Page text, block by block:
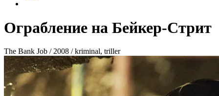
Ограбление на Бейкер-Стрит
The Bank Job / 2008 / kriminal, triller